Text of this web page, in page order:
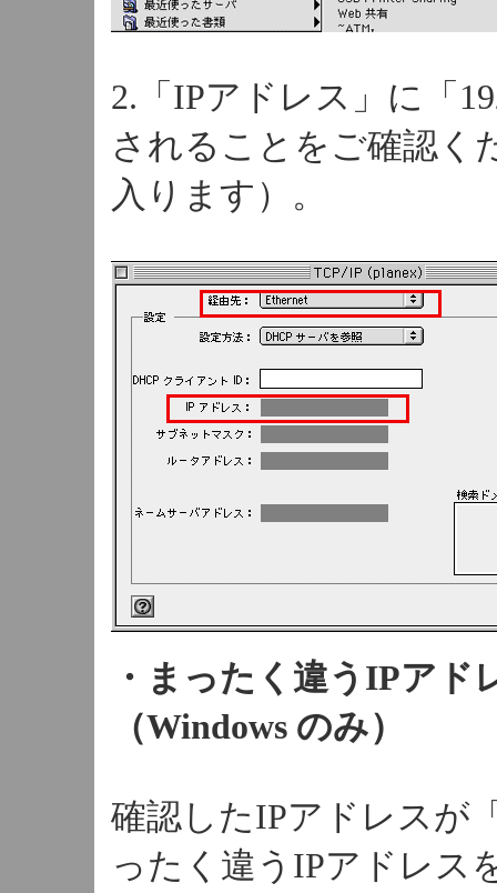
2.「IPアドレス」に「
されることをご確認く
入ります）。
・まったく違うIPアド
（Windows のみ）
確認したIPアドレスが
ったく違うIPアドレス